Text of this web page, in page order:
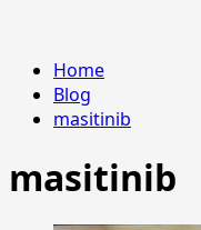
Home
Blog
masitinib
masitinib